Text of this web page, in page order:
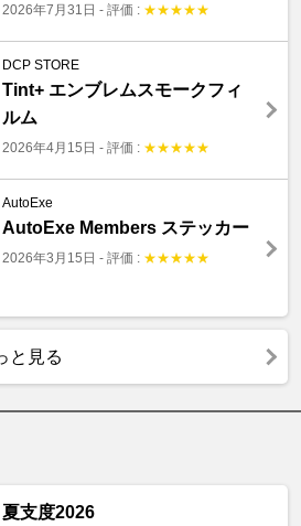
2026年7月31日 - 評価 : ★★★★★
DCP STORE
Tint+ エンブレムスモークフィ
ルム
2026年4月15日 - 評価 : ★★★★★
AutoExe
AutoExe Members ステッカー
2026年3月15日 - 評価 : ★★★★★
と見る
夏支度2026